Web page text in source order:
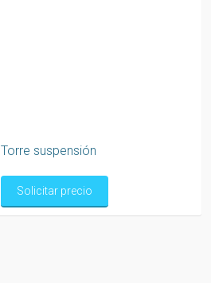
Torre suspensión
Solicitar precio